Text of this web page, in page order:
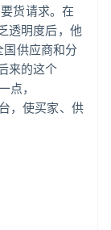
货请求。在
透明度后，他
供应商和分
来的这个
，
，使买家、供